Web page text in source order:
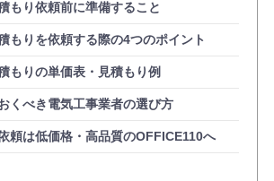
もり依頼前に準備すること
もりを依頼する際の4つのポイント
もりの単価表・見積もり例
くべき電気工事業者の選び方
頼は低価格・高品質のOFFICE110へ